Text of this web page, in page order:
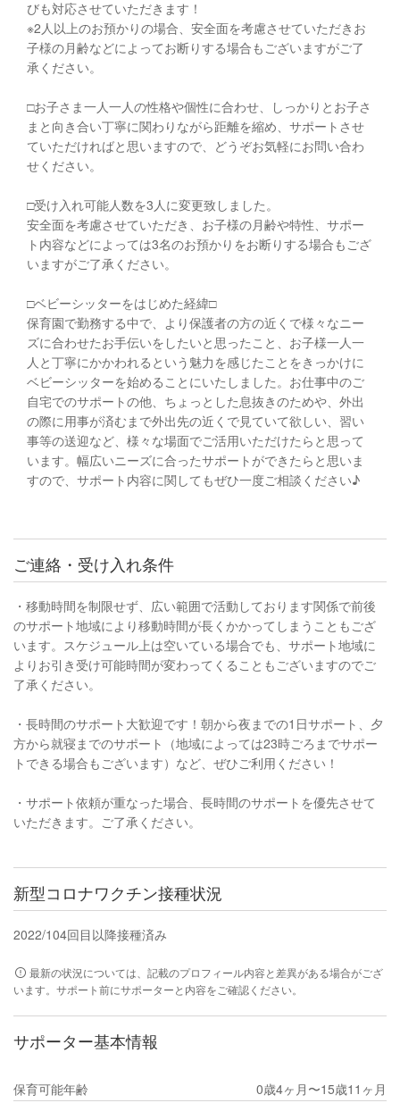
びも対応させていただきます！
※2人以上のお預かりの場合、安全面を考慮させていただきお
子様の月齢などによってお断りする場合もございますがご了
承ください。
□︎お子さま一人一人の性格や個性に合わせ、しっかりとお子さ
まと向き合い丁寧に関わりながら距離を縮め、サポートさせ
ていただければと思いますので、どうぞお気軽にお問い合わ
せください。
□︎受け入れ可能人数を3人に変更致しました。
安全面を考慮させていただき、お子様の月齢や特性、サポー
ト内容などによっては3名のお預かりをお断りする場合もござ
いますがご了承ください。
□︎ベビーシッターをはじめた経緯□︎
保育園で勤務する中で、より保護者の方の近くで様々なニー
ズに合わせたお手伝いをしたいと思ったこと、お子様一人一
人と丁寧にかかわれるという魅力を感じたことをきっかけに
ベビーシッターを始めることにいたしました。お仕事中のご
自宅でのサポートの他、ちょっとした息抜きのためや、外出
の際に用事が済むまで外出先の近くで見ていて欲しい、習い
事等の送迎など、様々な場面でご活用いただけたらと思って
います。幅広いニーズに合ったサポートができたらと思いま
すので、サポート内容に関してもぜひ一度ご相談ください♪
ご連絡・受け入れ条件
・移動時間を制限せず、広い範囲で活動しております関係で前後
のサポート地域により移動時間が長くかかってしまうこともござ
います。スケジュール上は空いている場合でも、サポート地域に
よりお引き受け可能時間が変わってくることもございますのでご
了承ください。
・長時間のサポート大歓迎です！朝から夜までの1日サポート、夕
方から就寝までのサポート（地域によっては23時ごろまでサポー
トできる場合もございます）など、ぜひご利用ください！
・サポート依頼が重なった場合、長時間のサポートを優先させて
いただきます。ご了承ください。
新型コロナワクチン接種状況
2022/104回目以降接種済み
最新の状況については、記載のプロフィール内容と差異がある場合がござ
います。サポート前にサポーターと内容をご確認ください。
サポーター基本情報
保育可能年齢
0歳4ヶ月〜15歳11ヶ月